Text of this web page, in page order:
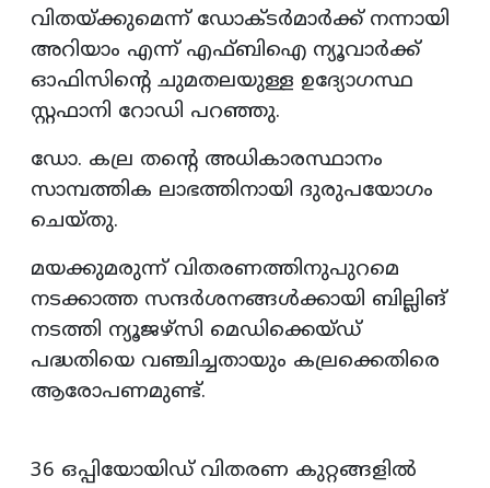
വിതയ്ക്കുമെന്ന് ഡോക്ടർമാർക്ക് നന്നായി
അറിയാം എന്ന് എഫ്‌ബിഐ ന്യൂവാർക്ക്
ഓഫിസിന്റെ ചുമതലയുള്ള ഉദ്യോഗസ്ഥ
സ്റ്റഫാനി റോഡി പറഞ്ഞു.
ഡോ. കല്ര തന്റെ അധികാരസ്ഥാനം
സാമ്പത്തിക ലാഭത്തിനായി ദുരുപയോഗം
ചെയ്തു.
മയക്കുമരുന്ന് വിതരണത്തിനുപുറമെ
നടക്കാത്ത സന്ദർശനങ്ങൾക്കായി ബില്ലിങ്
നടത്തി ന്യൂജഴ്‌സി മെഡിക്കെയ്ഡ്
പദ്ധതിയെ വഞ്ചിച്ചതായും കല്രക്കെതിരെ
ആരോപണമുണ്ട്.
36 ഒപ്പിയോയിഡ് വിതരണ കുറ്റങ്ങളിൽ